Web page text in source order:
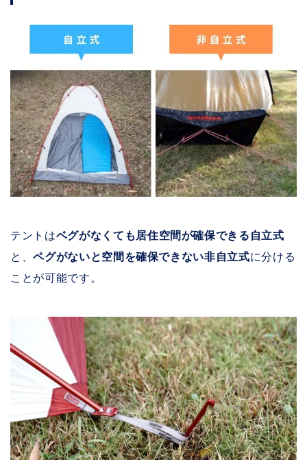
テントはベグがなくても居住空間が確保できる自立式
と、ペグがないと空間を確保できない非自立式に分ける
ことが可能です。